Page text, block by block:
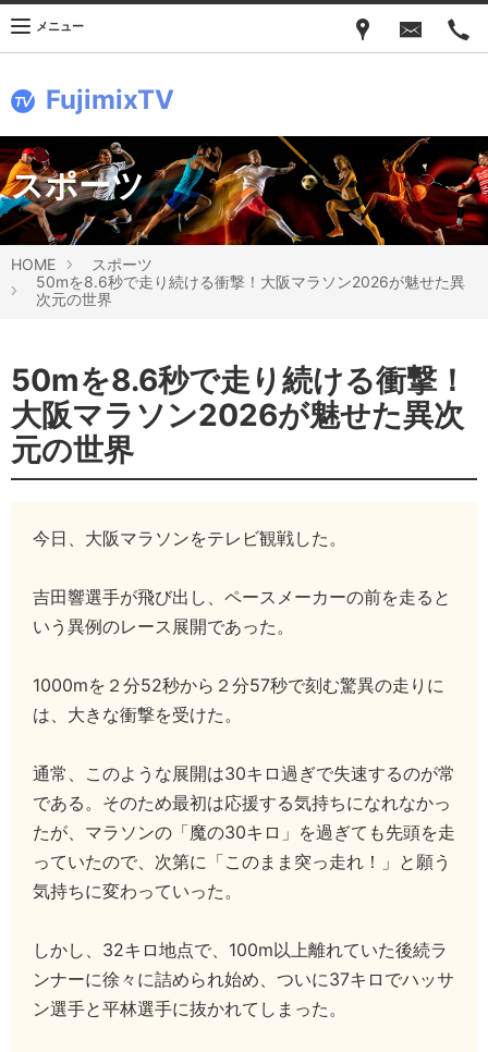
FujimixTV
メニュー
スポーツ
HOME
スポーツ
50mを8.6秒で走り続ける衝撃！大阪マラソン2026が魅せた異
次元の世界
50mを8.6秒で走り続ける衝撃！
大阪マラソン2026が魅せた異次
元の世界
今日、大阪マラソンをテレビ観戦した。
吉田響選手が飛び出し、ペースメーカーの前を走ると
いう異例のレース展開であった。
1000mを２分52秒から２分57秒で刻む驚異の走りに
は、大きな衝撃を受けた。
通常、このような展開は30キロ過ぎで失速するのが常
である。そのため最初は応援する気持ちになれなかっ
たが、マラソンの「魔の30キロ」を過ぎても先頭を走
っていたので、次第に「このまま突っ走れ！」と願う
気持ちに変わっていった。
しかし、32キロ地点で、100m以上離れていた後続ラ
ンナーに徐々に詰められ始め、ついに37キロでハッサ
ン選手と平林選手に抜かれてしまった。